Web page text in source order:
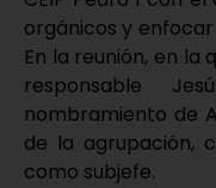
orgánicos y
En la reunión, en
responsable
nombramiento de
de la agrupación,
como subjefe.